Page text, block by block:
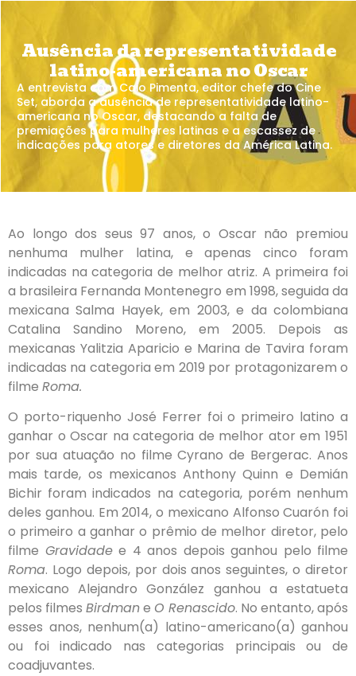
Ausência da representatividade
latino-americana no Oscar
A entrevista com Caio Pimenta, editor chefe do Cine
Set, aborda a ausência de representatividade latino-
americana no Oscar, destacando a falta de
premiações para mulheres latinas e a escassez de
indicações para atores e diretores da América Latina.
Ao longo dos seus 97 anos, o Oscar não premiou
nenhuma mulher latina, e apenas cinco foram
indicadas na categoria de melhor atriz. A primeira foi
a brasileira Fernanda Montenegro em 1998, seguida da
mexicana Salma Hayek, em 2003, e da colombiana
Catalina Sandino Moreno, em 2005. Depois as
mexicanas Yalitzia Aparicio e Marina de Tavira foram
indicadas na categoria em 2019 por protagonizarem o
filme Roma.
O porto-riquenho José Ferrer foi o primeiro latino a
ganhar o Oscar na categoria de melhor ator em 1951
por sua atuação no filme Cyrano de Bergerac. Anos
mais tarde, os mexicanos Anthony Quinn e Demián
Bichir foram indicados na categoria, porém nenhum
deles ganhou. Em 2014, o mexicano Alfonso Cuarón foi
o primeiro a ganhar o prêmio de melhor diretor, pelo
filme Gravidadee 4 anos depois ganhou pelo filme
Roma. Logo depois, por dois anos seguintes, o diretor
mexicano Alejandro González ganhou a estatueta
pelos filmes Birdmane O Renascido. No entanto, após
esses anos, nenhum(a) latino-americano(a) ganhou
ou foi indicado nas categorias principais ou de
coadjuvantes.